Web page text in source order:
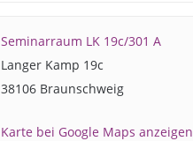
Seminarraum LK 19c/301 A
Langer Kamp 19c
38106 Braunschweig
Karte bei Google Maps anzeigen